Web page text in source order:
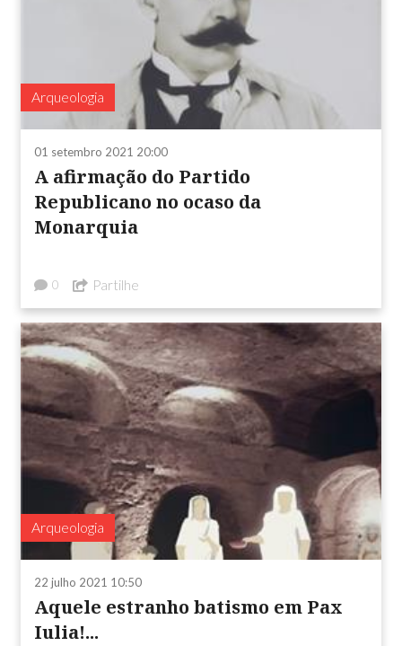
Arqueologia
01 setembro 2021 20:00
A afirmação do Partido
Republicano no ocaso da
Monarquia
0 Partilhe
Arqueologia
22 julho 2021 10:50
Aquele estranho batismo em Pax
Iulia!...